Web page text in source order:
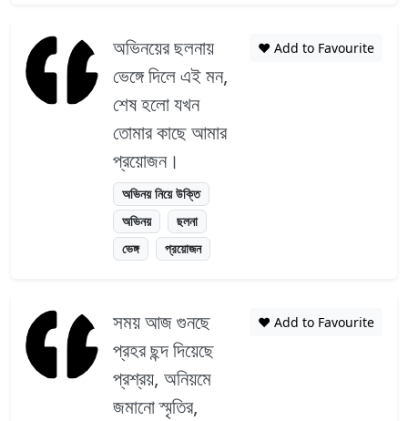
অভিনয়ের ছলনায়
ভেঙ্গে দিলে এই মন,
শেষ হলো যখন
তোমার কাছে আমার
প্রয়োজন।
অভিনয় নিয়ে উক্তি
অভিনয়
ছলনা
ভেঙ্গ
প্রয়োজন
❤️ Add to Favourite
সময় আজ গুনছে
প্রহর ছন্দ দিয়েছে
প্রশ্রয়, অনিয়মে
জমানো স্মৃতির,
❤️ Add to Favourite